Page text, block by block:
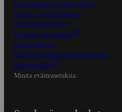
Osuuskauppojen yhteystiedot
Tilaus- ja toimitusehdot
Tietosuojakäytäntö
Palvelun käyttöehdot
Saavutettavuus
Mobiilisovelluksen saavutettavuus
Mainostajalle
Muuta evästeasetuksia